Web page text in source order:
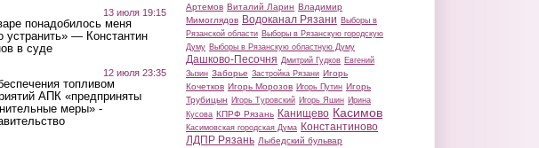
13 июля 19:15
понадобилось меня
устранить» — Константин
в суде
12 июля 23:35
топливом
АПК «предприняты
меры» -
Артемов Виталий Ларин Владимир
Мимоглядов Водоканал Рязани Выборы в
Рязанской области Выборы в Рязанскую городскую
Думу Выборы в Рязанскую областную Думу
Дашково-Песочня Дмитрий Гудков Евгений
Зызин Заборье Застройка Рязани Игорь
Кочетков Игорь Морозов Игорь Путин Игорь
Трубицын Игорь Туровский Игорь Яшин Ирина
Кусова КПРФ Рязань Канищево Касимов
Касимовская городская Дума Константиново
ЛДПР Рязань Лыбедский бульвар